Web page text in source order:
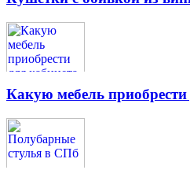
Какую мебель